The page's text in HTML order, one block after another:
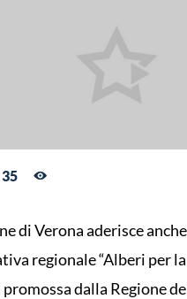
35
di Verona aderisce
regionale “Alberi per
promossa dalla Regione